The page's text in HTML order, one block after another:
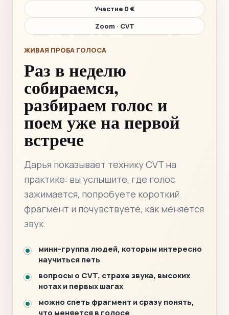
Участие 0 €
Zoom · CVT
ЖИВАЯ ПРОБА ГОЛОСА
Раз в неделю
собираемся,
разбираем голос и
поем уже на первой
встрече
Дарья показывает технику CVT на
практике: вы услышите, где голос
зажимается, попробуете короткий
фрагмент и почувствуете, как меняется
звук.
мини-группа людей, которым интересно
научиться петь
вопросы о CVT, страхе звука, высоких
нотах и первых шагах
можно спеть фрагмент и сразу понять,
что меняется в голосе